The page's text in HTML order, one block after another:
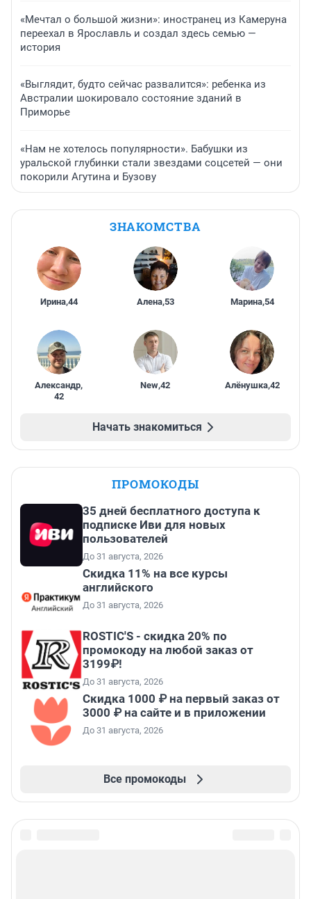
«Мечтал о большой жизни»: иностранец из Камеруна
переехал в Ярославль и создал здесь семью —
история
«Выглядит, будто сейчас развалится»: ребенка из
Австралии шокировало состояние зданий в
Приморье
«Нам не хотелось популярности». Бабушки из
уральской глубинки стали звездами соцсетей — они
покорили Агутина и Бузову
ЗНАКОМСТВА
Ирина,44 Алена,53 Марина,54
Александр,
42
New,42 Алёнушка,42
Начать знакомиться
ПРОМОКОДЫ
35 дней бесплатного доступа к
подписке Иви для новых
пользователей
До 31 августа, 2026
Скидка 11% на все курсы
английского
До 31 августа, 2026
ROSTIC'S - скидка 20% по
промокоду на любой заказ от
3199₽!
До 31 августа, 2026
Скидка 1000 ₽ на первый заказ от
3000 ₽ на сайте и в приложении
До 31 августа, 2026
Все промокоды